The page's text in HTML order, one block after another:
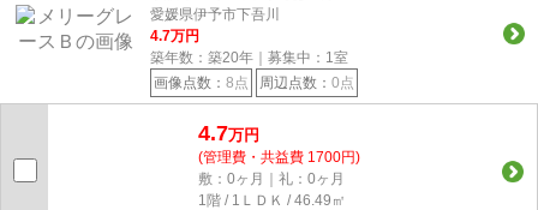
愛媛県伊予市下吾川
4.7万円
築年数：築20年｜募集中： 1室
画像点数： 8点 周辺点数： 0点
4.7万円
(管理費・共益費 1700円)
敷：0ヶ月｜礼：0ヶ月
1階 / 1ＬＤＫ / 46.49㎡